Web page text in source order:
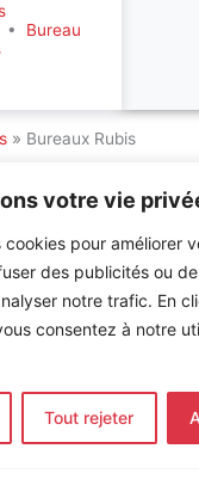
votre vie
cookies pour améliorer
des publicités ou
notre trafic. En
consentez à notre
Tout rejeter
Bureau
» Bureaux Rubis
CONTACT
i
n
e
n
s
t
a
a
b